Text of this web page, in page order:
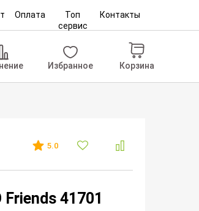
Оплата
Топ
сервис
Контакты
Избранное Корзина
5.0
Friends 41701